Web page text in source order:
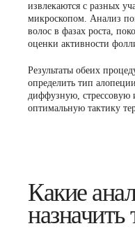
извлекаются с разных
микроскопом. Анализ
волос в фазах роста,
оценки активности
Результаты обеих
определить тип
диффузную, стрессовую
оптимальную тактику
Какие
назначить